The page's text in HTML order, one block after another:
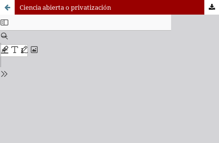
Ciencia abierta o privatización